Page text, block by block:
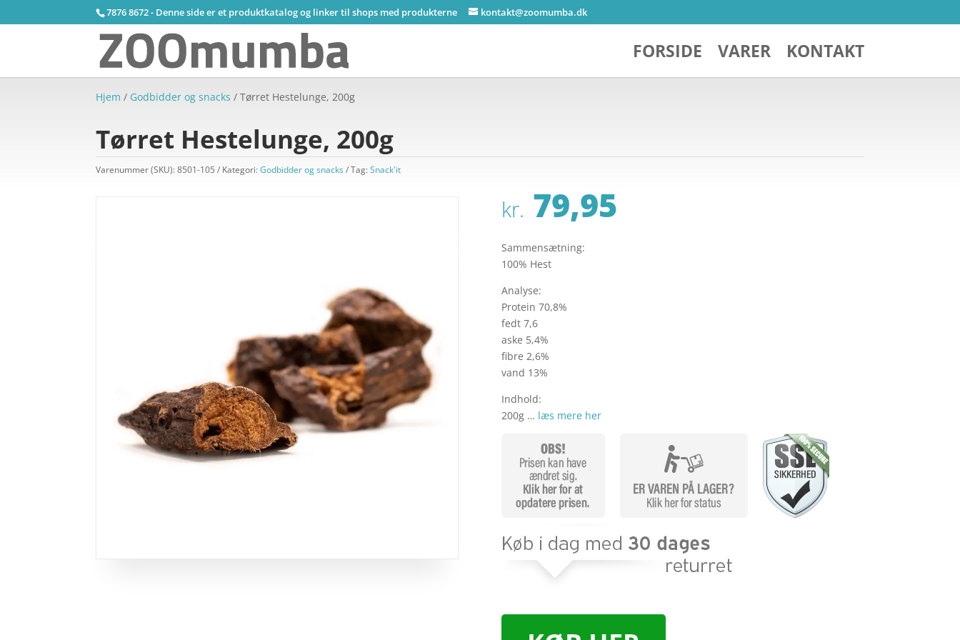
7876 8672 - Denne side er et produktkatalog og linker til shops med produkterne kontakt@zoomumba.dk
FORSIDE VARER KONTAKT
Hjem / Godbidder og snacks / Tørret Hestelunge, 200g
Tørret Hestelunge, 200g
Varenummer (SKU):8501-105 Kategori:Godbidder og snacks Tag:Snack'it
kr. 79,95
Sammensætning:
100% Hest
Analyse:
Protein 70,8%
fedt 7,6
aske 5,4%
fibre 2,6%
vand 13%
Indhold:
200g … læs mere her